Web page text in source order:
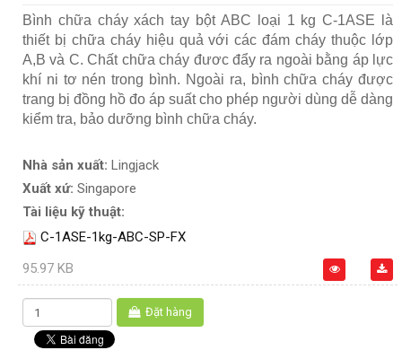
Bình chữa cháy xách tay bột ABC loại 1 kg C-1ASE là
thiết bị chữa cháy hiệu quả với các đám cháy thuộc lớp
A,B và C. Chất chữa cháy đươc đẩy ra ngoài bằng áp lực
khí ni tơ nén trong bình. Ngoài ra, bình chữa cháy được
trang bị đồng hồ đo áp suất cho phép người dùng dễ dàng
kiểm tra, bảo dưỡng bình chữa cháy.
Nhà sản xuất: Lingjack
Xuất xứ: Singapore
Tài liệu kỹ thuật:
C-1ASE-1kg-ABC-SP-FX
95.97 KB
Đặt hàng